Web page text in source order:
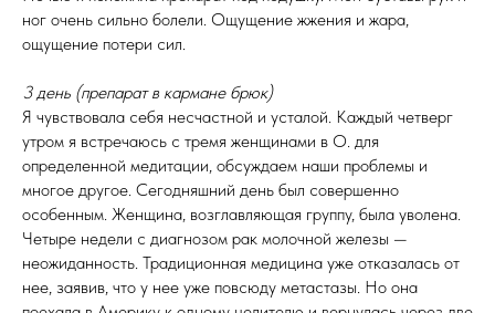
ног очень сильно болели. Ощущение жжения и жара,
ощущение потери сил.
3 день (препарат в кармане брюк)
Я чувствовала себя несчастной и усталой. Каждый четверг
утром я встречаюсь с тремя женщинами в О. для
определенной медитации, обсуждаем наши проблемы и
многое другое. Сегодняшний день был совершенно
особенным. Женщина, возглавляющая группу, была уволена.
Четыре недели с диагнозом рак молочной железы —
неожиданность. Традиционная медицина уже отказалась от
нее, заявив, что у нее уже повсюду метастазы. Но она